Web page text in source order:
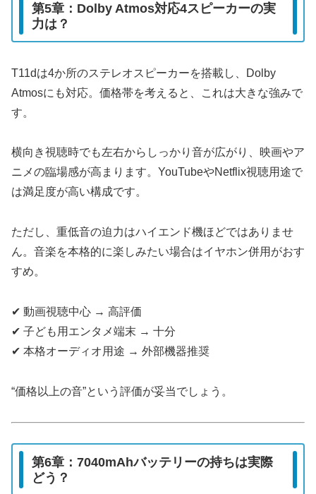
第5章：Dolby Atmos対応4スピーカーの実
力は？
T11dは4か所のステレオスピーカーを搭載し、Dolby
Atmosにも対応。価格帯を考えると、これは大きな強みで
す。
横向き視聴時でも左右からしっかり音が広がり、映画やア
ニメの臨場感が高まります。YouTubeやNetflix視聴用途で
は満足度が高い構成です。
ただし、重低音の迫力はハイエンド機ほどではありませ
ん。音楽を本格的に楽しみたい場合はイヤホン併用がおす
すめ。
✔ 動画視聴中心 → 高評価
✔ 子ども用エンタメ端末 → 十分
✔ 本格オーディオ用途 → 外部機器推奨
“価格以上の音”という評価が妥当でしょう。
第6章：7040mAhバッテリーの持ちは実際
どう？